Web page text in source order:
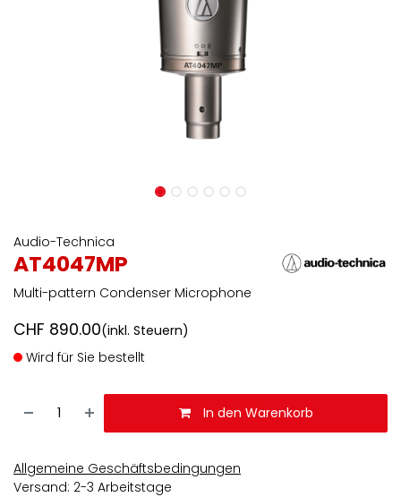
Audio-Technica
AT4047MP
Multi-pattern Condenser Microphone
CHF 890.00(inkl. Steuern)
Wird für Sie bestellt
In den Warenkorb
Allgemeine Geschäftsbedingungen
Versand: 2-3 Arbeitstage